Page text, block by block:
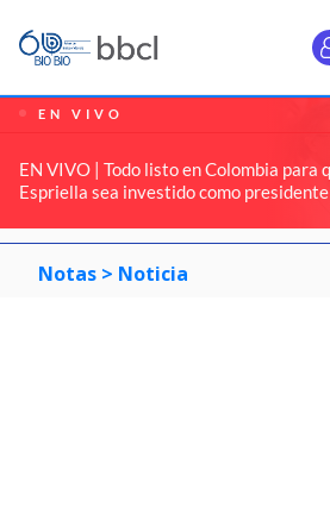
EN VIVO
EN VIVO | Todo listo en Colombia para
Espriella sea investido como presidente
Notas > Noticia